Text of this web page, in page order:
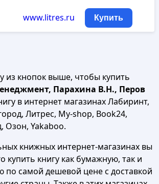
www.litres.ru Купить
из кнопок выше, чтобы купить
Парахина В.Н., Перов
в интернет магазинах Лабиринт,
Литрес, My-shop, Book24,
Озон, Yakaboo.
книжных интернет-магазинах вы
купить книгу как бумажную, так и
по самой дешевой цене с доставкой